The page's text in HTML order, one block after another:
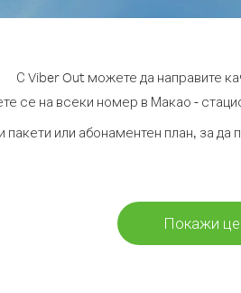
С Viber Out можете да направите
се на всеки номер в Макао -
пакети или абонаментен план, за
Покажи